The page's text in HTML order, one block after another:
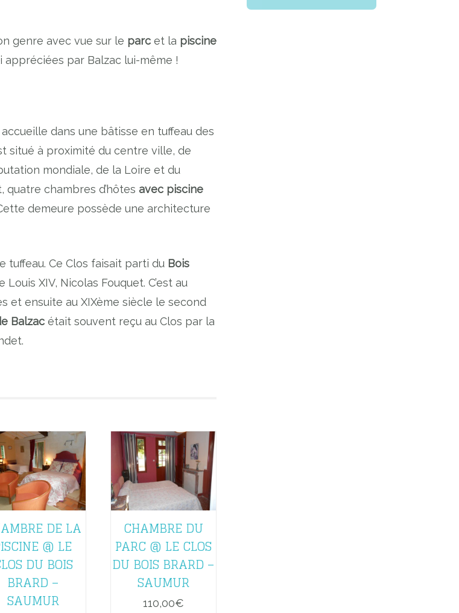
genre avec vue sur le parc et la piscine
par Balzac lui-même !
dans une bâtisse en tuffeau des
situé à proximité du centre ville, de
mondiale, de la Loire et du
chambres d’hôtes avec piscine
demeure possède une architecture
tuffeau. Ce Clos faisait parti du Bois
XIV, Nicolas Fouquet. C’est au
et ensuite au XIXème siècle le second
Balzac était souvent reçu au Clos par la
DE LA
@ LE
DU BOIS
BRARD –
SAUMUR
CHAMBRE DU
PARC @ LE CLOS
DU BOIS BRARD –
SAUMUR
110,00€